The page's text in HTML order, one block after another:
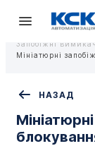
Головна
Пристрої
Запобіжні
Мініатюрні
НАЗАД